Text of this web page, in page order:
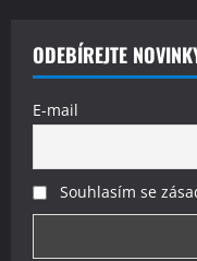
ODEBÍREJTE
E-mail
Souhlasím se